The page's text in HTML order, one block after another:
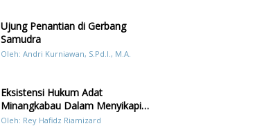
Ujung Penantian di Gerbang
Samudra
Oleh: Andri Kurniawan, S.Pd.I., M.A.
Eksistensi Hukum Adat
Minangkabau Dalam Menyikapi
Prilaku LGBT Analisis Perbandingan
Oleh: Rey Hafidz Riamizard